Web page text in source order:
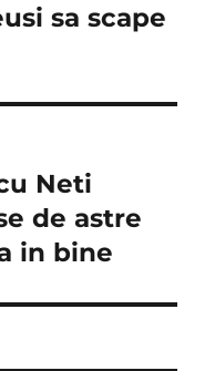
sa scape
Neti
de astre
in bine